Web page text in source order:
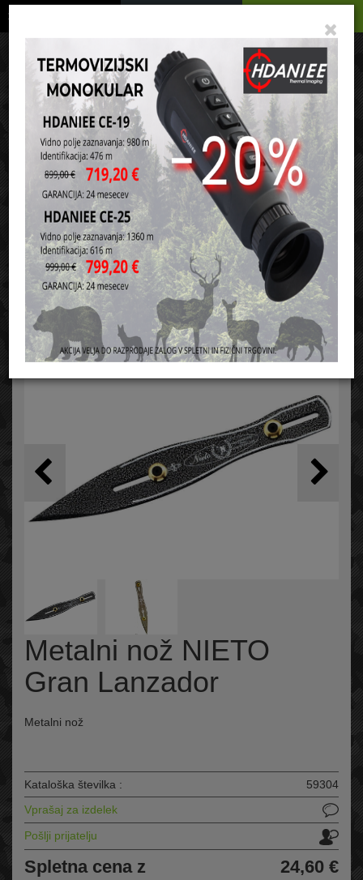
de
Domov Noži in orodja Metalni noži
Metalni nož NIETO
Gran Lanzador
Metalni nož
Kataloška številka :
59304
Vprašaj za izdelek
Pošlji prijatelju
Spletna cena z
24,60 €